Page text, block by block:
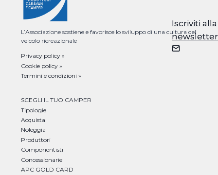
Iscriviti alla
newsletter
L’Associazione sostiene e favorisce lo sviluppo di una cultura del
veicolo ricreazionale
Privacy policy »
Cookie policy »
Termini e condizioni »
SCEGLI IL TUO CAMPER
Tipologie
Acquista
Noleggia
Produttori
Componentisti
Concessionarie
APC GOLD CARD
Iscriviti alla
newsletter